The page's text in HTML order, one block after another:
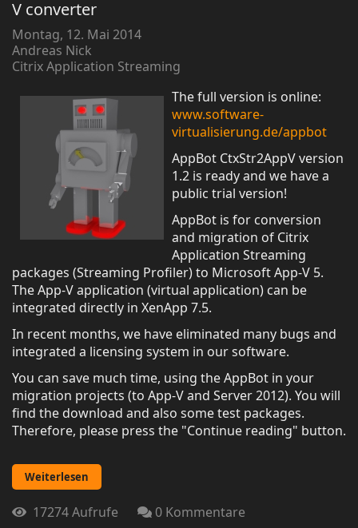
V converter
Montag, 12. Mai 2014
Andreas Nick
Citrix Application Streaming
The full version is online:
www.software-
virtualisierung.de/appbot
AppBot CtxStr2AppV version
1.2 is ready and we have a
public trial version!
AppBot is for conversion
and migration of Citrix
Application Streaming
packages (Streaming Profiler) to Microsoft App-V 5.
The App-V application (virtual application) can be
integrated directly in XenApp 7.5.
In recent months, we have eliminated many bugs and
integrated a licensing system in our software.
You can save much time, using the AppBot in your
migration projects (to App-V and Server 2012). You will
find the download and also some test packages.
Therefore, please press the "Continue reading" button.
Weiterlesen
17274 Aufrufe
0 Kommentare